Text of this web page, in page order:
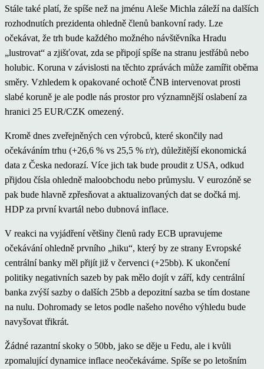
Stále také platí, že spíše než na jménu Aleše Michla záleží na dalších
rozhodnutích prezidenta ohledně členů bankovní rady. Lze
očekávat, že trh bude každého možného návštěvníka Hradu
„lustrovat“ a zjišťovat, zda se připojí spíše na stranu jestřábů nebo
holubic. Koruna v závislosti na těchto zprávách může zamířit oběma
směry. Vzhledem k opakované ochotě ČNB intervenovat prosti
slabé koruně je ale podle nás prostor pro významnější oslabení za
hranici 25 EUR/CZK omezený.
Kromě dnes zveřejněných cen výrobců, které skončily nad
očekáváním trhu (+26,6 % vs 25,5 % r/r), důležitější ekonomická
data z Česka nedorazí. Více jich tak bude proudit z USA, odkud
přijdou čísla ohledně maloobchodu nebo průmyslu. V eurozóně se
pak bude hlavně zpřesňovat a aktualizovaných dat se dočká mj.
HDP za první kvartál nebo dubnová inflace.
V reakci na vyjádření většiny členů rady ECB upravujeme
očekávání ohledně prvního „hiku“, který by ze strany Evropské
centrální banky měl přijít již v červenci (+25bb). K ukončení
politiky negativních sazeb by pak mělo dojít v září, kdy centrální
banka zvýší sazby o dalších 25bb a depozitní sazba se tím dostane
na nulu. Dohromady se letos podle našeho nového výhledu bude
navyšovat třikrát.
Žádné razantní skoky o 50bb, jako se děje u Fedu, ale i kvůli
zpomalující dynamice inflace neočekáváme. Spíše se po letošním